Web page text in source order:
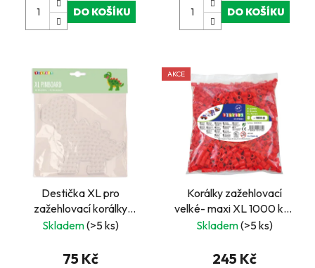
DO KOŠÍKU DO KOŠÍKU
Destička XL pro
zažehlovací korálky
DINO 1 ks
Skladem(>5 ks)
75 Kč
AKCE
Korálky zažehlovací
velké- maxi XL 1000 ks -
červené
Skladem(>5 ks)
245 Kč